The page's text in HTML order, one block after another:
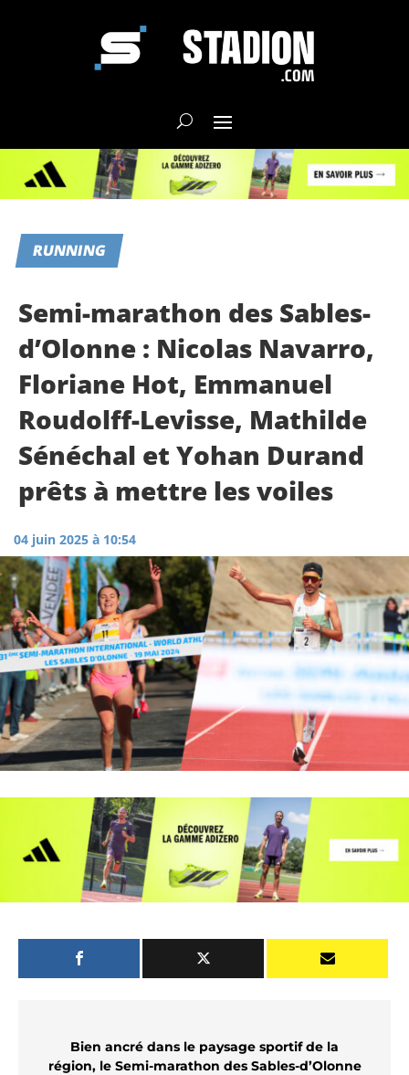
RUNNING
Semi-marathon des Sables-
d’Olonne : Nicolas Navarro,
Floriane Hot, Emmanuel
Roudolff-Levisse, Mathilde
Sénéchal et Yohan Durand
prêts à mettre les voiles
04 juin 2025 à 10:54
Bien ancré dans le paysage sportif de la
région, le Semi-marathon des Sables-d’Olonne